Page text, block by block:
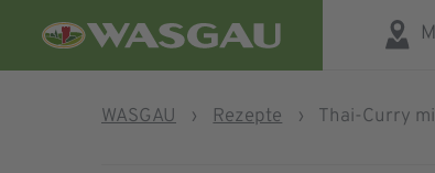
WASGAU › Rezepte › Thai-Curry